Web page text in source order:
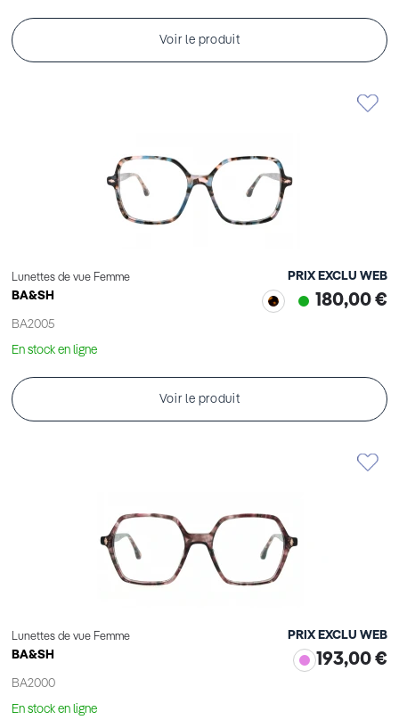
Voir le produit
Lunettes de vue Femme
BA&SH
BA2005
PRIX EXCLU WEB
180,00 €
En stock en ligne
Voir le produit
Lunettes de vue Femme
BA&SH
BA2000
PRIX EXCLU WEB
193,00 €
En stock en ligne